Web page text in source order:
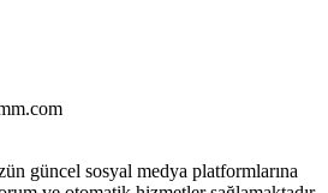
güncel sosyal medya platformlarına